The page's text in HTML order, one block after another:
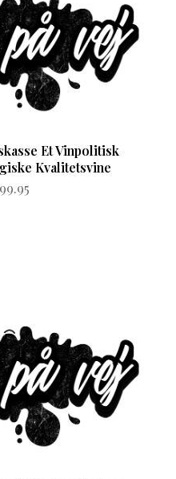
Et Vinpolitisk
Kvalitetsvine